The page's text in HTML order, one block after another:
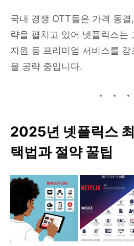
국내 경쟁 OTT들은 가격 동
략을 펼치고 있어 넷플릭스는
지원 등 프리미엄 서비스를
을 공략 중입니다.
2025년 넷플릭스
택법과 절약 꿀팁